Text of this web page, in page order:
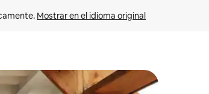
Mostrar en el idioma original